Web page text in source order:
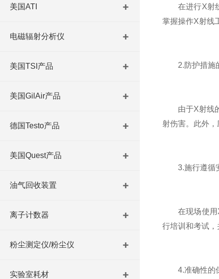
美国ATI
电磁辐射分析仪
美国TSI产品
美国GilAir产品
德国Testo产品
美国Quest产品
油气回收装置
离子计数器
粉尘测定仪/粉尘仪
实验室耗材
在进行X射线
掌握操作X射线
2.防护措施
由于X射线的
射伤害。此外
3.施行遵循
在现场使用X
行培训和考试
4.准确性的